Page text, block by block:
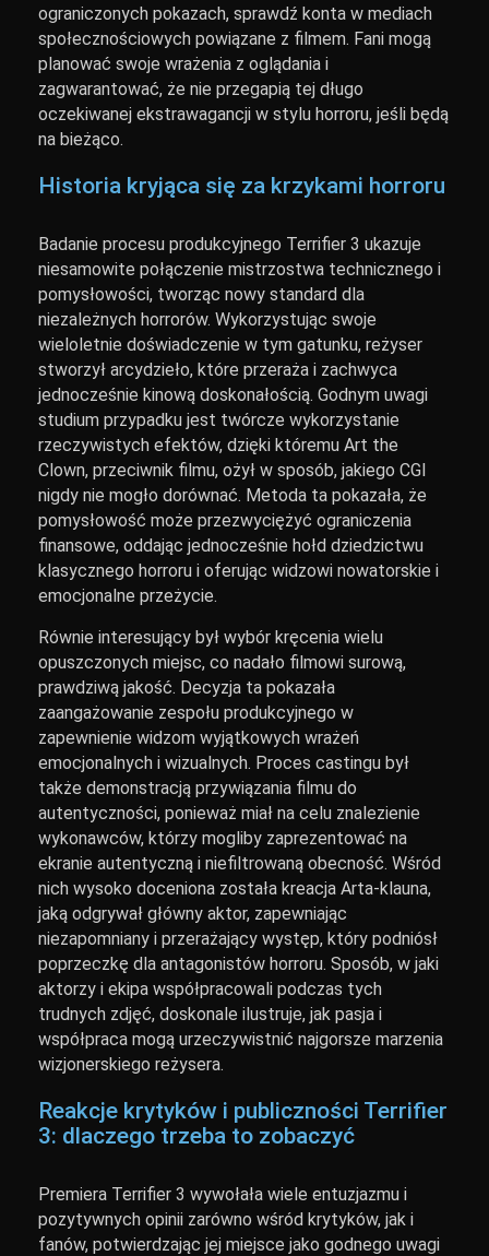
ograniczonych pokazach, sprawdź konta w mediach
społecznościowych powiązane z filmem. Fani mogą
planować swoje wrażenia z oglądania i
zagwarantować, że nie przegapią tej długo
oczekiwanej ekstrawagancji w stylu horroru, jeśli będą
na bieżąco.
Historia kryjąca się za krzykami horroru
Badanie procesu produkcyjnego Terrifier 3 ukazuje
niesamowite połączenie mistrzostwa technicznego i
pomysłowości, tworząc nowy standard dla
niezależnych horrorów. Wykorzystując swoje
wieloletnie doświadczenie w tym gatunku, reżyser
stworzył arcydzieło, które przeraża i zachwyca
jednocześnie kinową doskonałością. Godnym uwagi
studium przypadku jest twórcze wykorzystanie
rzeczywistych efektów, dzięki któremu Art the
Clown, przeciwnik filmu, ożył w sposób, jakiego CGI
nigdy nie mogło dorównać. Metoda ta pokazała, że
pomysłowość może przezwyciężyć ograniczenia
finansowe, oddając jednocześnie hołd dziedzictwu
klasycznego horroru i oferując widzowi nowatorskie i
emocjonalne przeżycie.
Równie interesujący był wybór kręcenia wielu
opuszczonych miejsc, co nadało filmowi surową,
prawdziwą jakość. Decyzja ta pokazała
zaangażowanie zespołu produkcyjnego w
zapewnienie widzom wyjątkowych wrażeń
emocjonalnych i wizualnych. Proces castingu był
także demonstracją przywiązania filmu do
autentyczności, ponieważ miał na celu znalezienie
wykonawców, którzy mogliby zaprezentować na
ekranie autentyczną i niefiltrowaną obecność. Wśród
nich wysoko doceniona została kreacja Arta-klauna,
jaką odgrywał główny aktor, zapewniając
niezapomniany i przerażający występ, który podniósł
poprzeczkę dla antagonistów horroru. Sposób, w jaki
aktorzy i ekipa współpracowali podczas tych
trudnych zdjęć, doskonale ilustruje, jak pasja i
współpraca mogą urzeczywistnić najgorsze marzenia
wizjonerskiego reżysera.
Reakcje krytyków i publiczności Terrifier
3: dlaczego trzeba to zobaczyć
Premiera Terrifier 3 wywołała wiele entuzjazmu i
pozytywnych opinii zarówno wśród krytyków, jak i
fanów, potwierdzając jej miejsce jako godnego uwagi